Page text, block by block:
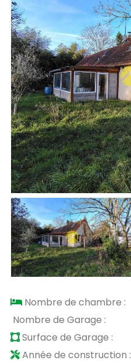
Nombre de chambre :
Nombre de Garage :
Surface de Garage :
Année de construction :